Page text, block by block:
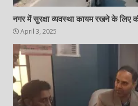
नगर में सुरक्षा व्यवस्था कायम रखने के लिए
April 3, 2025